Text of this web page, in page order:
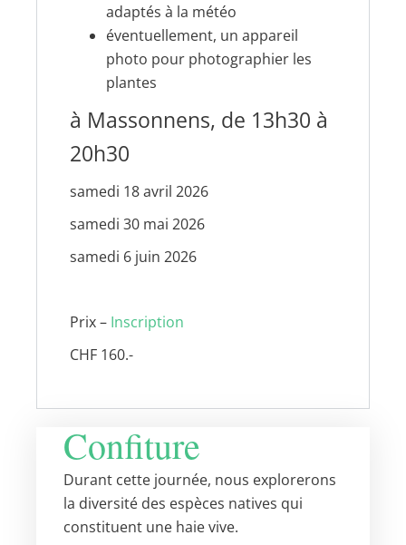
adaptés à la météo
éventuellement, un appareil
photo pour photographier les
plantes
à Massonnens, de 13h30 à
20h30
samedi 18 avril 2026
samedi 30 mai 2026
samedi 6 juin 2026
Prix – Inscription
CHF 160.-
Confiture
Durant cette journée, nous explorerons
la diversité des espèces natives qui
constituent une haie vive.